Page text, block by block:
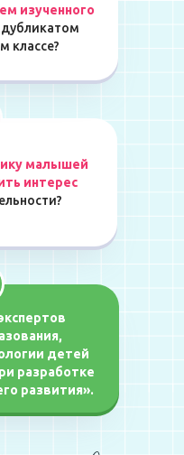
детей
разработке
развития».
малышей
интерес
изученного
дубликатом
классе?